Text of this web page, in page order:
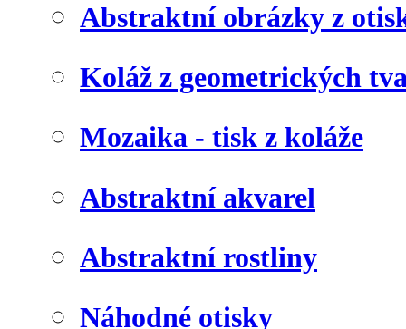
Abstraktní obrázky z
Koláž z geometrických
Mozaika - tisk z koláže
Abstraktní akvarel
Abstraktní rostliny
Náhodné otisky